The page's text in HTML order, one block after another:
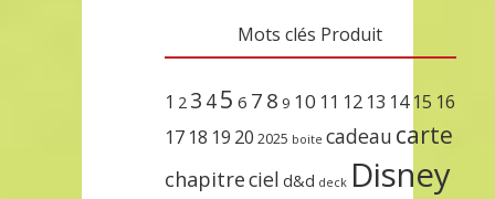
Mots clés Produit
1 2 3 45 6 7 8 9 10 11 12 13 14 15 16
17 18 19 20 2025 boite cadeau carte
chapitreciel d&d deck Disney